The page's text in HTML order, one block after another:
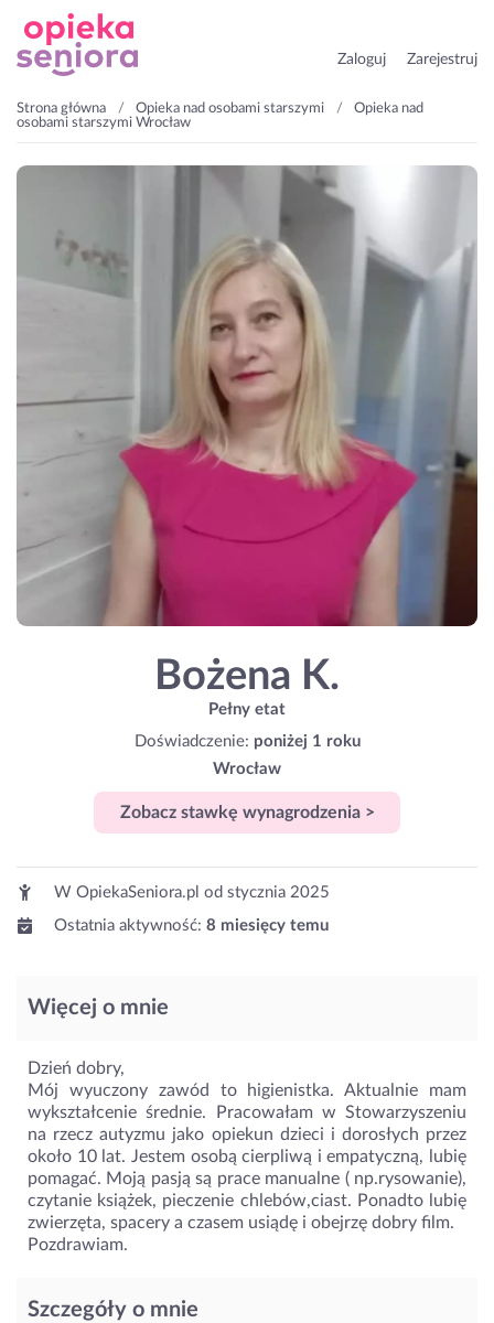
Zaloguj Zarejestruj
Strona główna Opieka nad osobami starszymi
Opieka nad
osobami starszymi Wrocław
Bożena K.
Pełny etat
Doświadczenie: poniżej 1 roku
Wrocław
Zobacz stawkę wynagrodzenia >
W OpiekaSeniora.pl od stycznia 2025
Ostatnia aktywność: 8 miesięcy temu
Więcej o mnie
Dzień dobry,
Mój wyuczony zawód to higienistka. Aktualnie mam
wykształcenie średnie. Pracowałam w Stowarzyszeniu
na rzecz autyzmu jako opiekun dzieci i dorosłych przez
około 10 lat. Jestem osobą cierpliwą i empatyczną, lubię
pomagać. Moją pasją są prace manualne ( np.rysowanie),
czytanie książek, pieczenie chlebów,ciast. Ponadto lubię
zwierzęta, spacery a czasem usiądę i obejrzę dobry film.
Pozdrawiam.
Szczegóły o mnie